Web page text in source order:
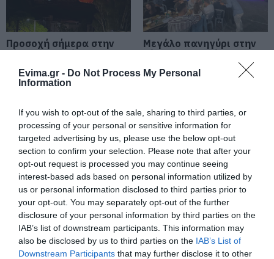
Evima.gr - Do Not Process My Personal
Information
If you wish to opt-out of the sale, sharing to third parties, or
processing of your personal or sensitive information for
targeted advertising by us, please use the below opt-out
section to confirm your selection. Please note that after your
opt-out request is processed you may continue seeing
interest-based ads based on personal information utilized by
us or personal information disclosed to third parties prior to
your opt-out. You may separately opt-out of the further
disclosure of your personal information by third parties on the
IAB’s list of downstream participants. This information may
also be disclosed by us to third parties on the IAB’s List of
Downstream Participants that may further disclose it to other
Ποιοι και γιατί θα πάρουν
διπλάσια σύνταξη τον Αύγουστο
07.08.2026 | 20:20
Δείτε τι έκανε Δήμος της Εύβοιας
07.08.2026 | 20:00
Μητέρα και γιος οι νεκροί από τη
σύγκρουση αυτοκινήτου με
φορτηγό
07.08.2026 | 19:40
Ράγισαν καρδιές στην Εύβοια: Το
τελευταίο «αντίο» στον 36χρονο
επιχειρηματία
07.08.2026 | 19:10
Προσοχή σήμερα στην
Εύβοια: Υψηλός
απαγορεύεται από την
Πολιτική Προστασία
Μεγάλο πανηγύρι στην
Εύβοια: Πλημμύρισε με
(pics&vid)
Εύβοια: Ηχηρό μήνυμα
πέντε χρόνια μετά τη
μεγάλη καταστροφή
του 2021
Εύβοια: Γυναίκα έπεσε
θύμα διαδικτυακής
απάτης – Πλήρωσε για
τρακτέρ που δεν
παρέλαβε